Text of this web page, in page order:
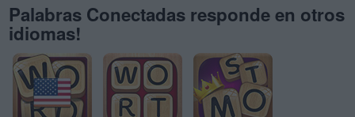
Palabras Conectadas responde en otros
idiomas!